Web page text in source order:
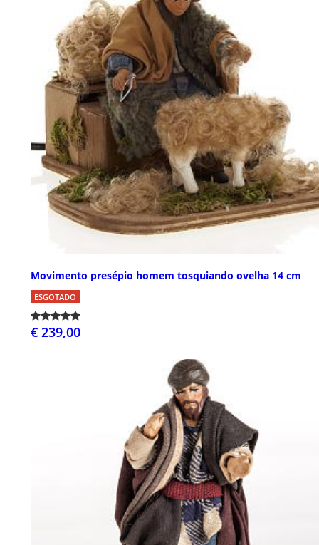
Movimento presépio homem tosquiando ovelha 14 cm
ESGOTADO
€ 239,00